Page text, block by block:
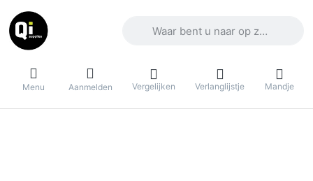
Menu Aanmelden Vergelijken Verlanglijstje Mandje